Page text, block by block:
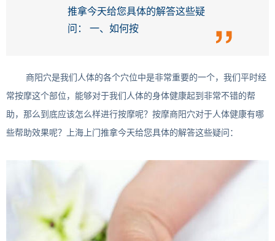
推拿今天给您具体的解答这些疑
问： 一、如何按
商阳穴是我们人体的各个穴位中是非常重要的一个，我们平时经
常按摩这个部位，能够对于我们人体的身体健康起到非常不错的帮
助，那么到底应该怎么样进行按摩呢？按摩商阳穴对于人体健康有哪
些帮助效果呢？上海上门推拿今天给您具体的解答这些疑问：